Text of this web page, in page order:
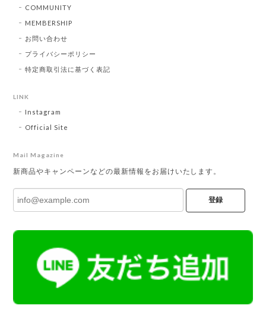
COMMUNITY
MEMBERSHIP
お問い合わせ
プライバシーポリシー
特定商取引法に基づく表記
LINK
Instagram
Official Site
Mail Magazine
新商品やキャンペーンなどの最新情報をお届けいたします。
登録